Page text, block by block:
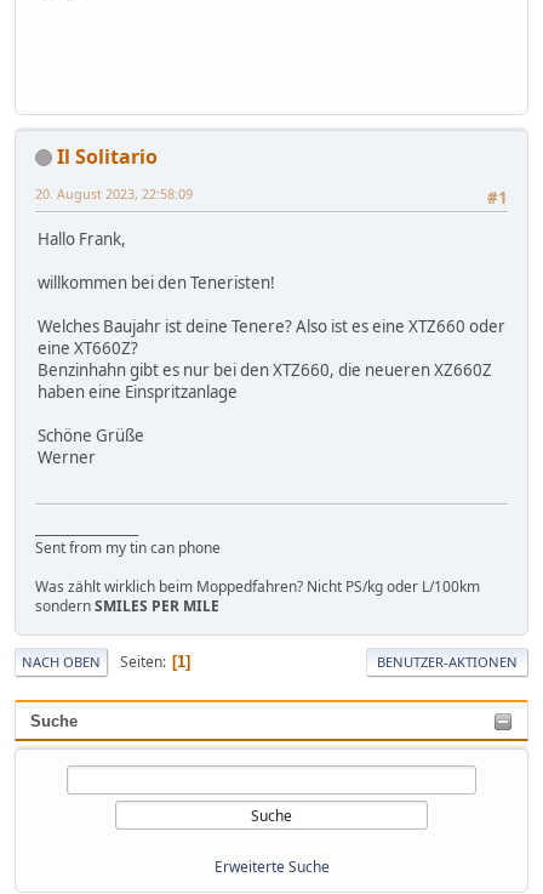
Suche
Erweiterte Suche
Il Solitario
#1
20. August 2023, 22:58:09
Hallo Frank,
willkommen bei den Teneristen!
Welches Baujahr ist deine Tenere? Also ist es eine XTZ660 oder
eine XT660Z?
Benzinhahn gibt es nur bei den XTZ660, die neueren XZ660Z
haben eine Einspritzanlage
Schöne Grüße
Werner
Sent from my tin can phone
Was zählt wirklich beim Moppedfahren? Nicht PS/kg oder L/100km
sondernSMILES PER MILE
NACH OBEN Seiten 1 BENUTZER-AKTIONEN